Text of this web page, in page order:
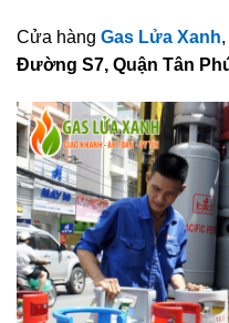
Cửa hàng Gas Lửa Xanh
Đường S7, Quận Tân